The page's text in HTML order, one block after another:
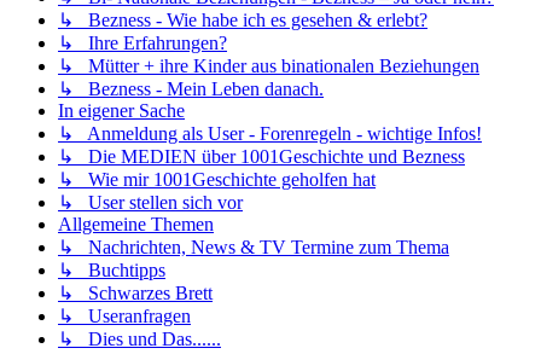
↳ Bezness - Wie habe ich es gesehen & erlebt?
↳ Ihre Erfahrungen?
↳ Mütter + ihre Kinder aus binationalen Beziehungen
↳ Bezness - Mein Leben danach.
In eigener Sache
↳ Anmeldung als User - Forenregeln - wichtige Infos!
↳ Die MEDIEN über 1001Geschichte und Bezness
↳ Wie mir 1001Geschichte geholfen hat
↳ User stellen sich vor
Allgemeine Themen
↳ Nachrichten, News & TV Termine zum Thema
↳ Buchtipps
↳ Schwarzes Brett
↳ Useranfragen
↳ Dies und Das......